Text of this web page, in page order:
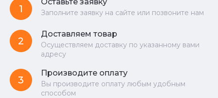
1 Заполните заявку на сайте или позвоните нам
2
Доставляем товар
Осуществляем доставку по указанному вами
адресу
3
Производите оплату
Вы производите оплату любым удобным
способом